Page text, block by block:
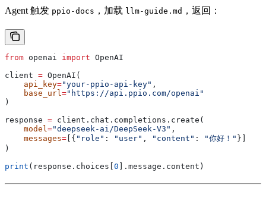
Agent 触发 ppio-docs ，加载 llm-guide.md ，返回：
from openai import OpenAI
client = OpenAI(
    api_key
="your-ppio-api-key" ,
    base_url
="https://api.ppio.com/openai"
)
response = client.chat.completions.create(
    model
="deepseek-ai/DeepSeek-V3" ,
    messages
= [{ "role" : "user" , "content" : "你好！" }]
)
print (response.choices[0 ].message.content)